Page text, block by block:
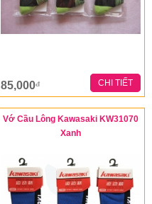
85,000đ CHI TIẾT
Vớ Cầu Lông Kawasaki KW31070
Xanh